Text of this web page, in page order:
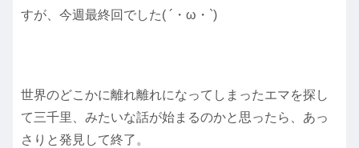
すが、今週最終回でした( ´・ω・`)
世界のどこかに離れ離れになってしまったエマを探し
て三千里、みたいな話が始まるのかと思ったら、あっ
さりと発見して終了。